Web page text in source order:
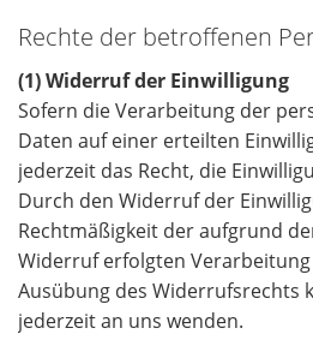
Rechte der betroffenen
(1) Widerruf der Einwilligung
Sofern die Verarbeitung der
Daten auf einer erteilten
jederzeit das Recht, die
Durch den Widerruf der
Rechtmäßigkeit der aufgrund
Widerruf erfolgten
Ausübung des Widerrufsrechts
jederzeit an uns wenden.